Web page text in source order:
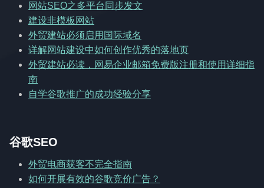
网站SEO之多平台同步发文
建设非模板网站
外贸建站必须启用国际域名
详解网站建设中如何创作优秀的落地页
外贸建站必读，网易企业邮箱免费版注册和使用详细指
南
自学谷歌推广的成功经验分享
谷歌SEO
外贸电商获客不完全指南
如何开展有效的谷歌竞价广告？